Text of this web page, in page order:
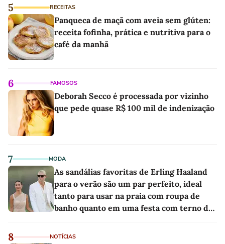
5 RECEITAS
Panqueca de maçã com aveia sem glúten:
receita fofinha, prática e nutritiva para o
café da manhã
6 FAMOSOS
Deborah Secco é processada por vizinho
que pede quase R$ 100 mil de indenização
7 MODA
As sandálias favoritas de Erling Haaland
para o verão são um par perfeito, ideal
tanto para usar na praia com roupa de
banho quanto em uma festa com terno de
8 NOTÍCIAS